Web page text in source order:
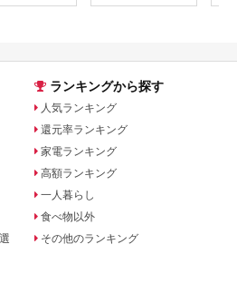
ランキングから探す
人気ランキング
還元率ランキング
家電ランキング
高額ランキング
一人暮らし
食べ物以外
その他のランキング